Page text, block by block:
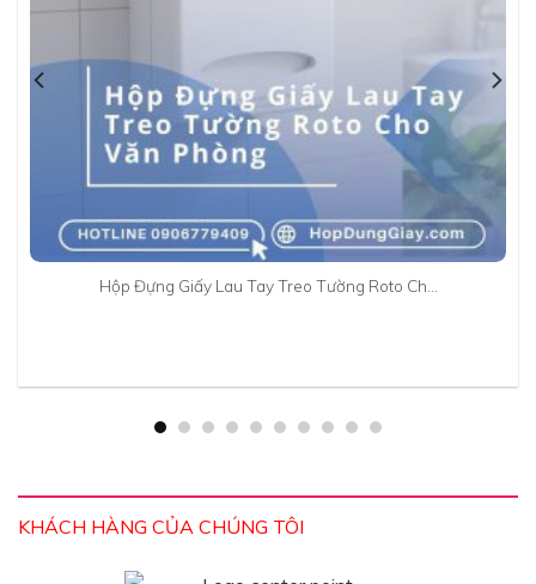
Hộp Đựng Giấy Lau Tay Treo Tường Roto Ch…
KHÁCH HÀNG CỦA CHÚNG TÔI